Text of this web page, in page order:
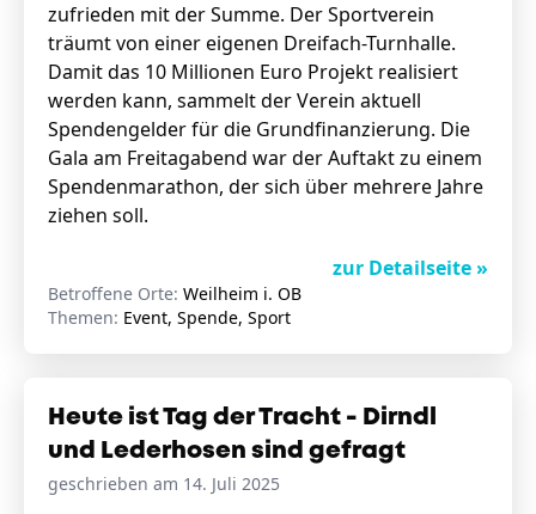
zufrieden mit der Summe. Der Sportverein
träumt von einer eigenen Dreifach-Turnhalle.
Damit das 10 Millionen Euro Projekt realisiert
werden kann, sammelt der Verein aktuell
Spendengelder für die Grundfinanzierung. Die
Gala am Freitagabend war der Auftakt zu einem
Spendenmarathon, der sich über mehrere Jahre
ziehen soll.
zur Detailseite »
Betroffene Orte: Weilheim i. OB
Themen: Event, Spende, Sport
Heute ist Tag der Tracht - Dirndl
und Lederhosen sind gefragt
geschrieben am 14. Juli 2025